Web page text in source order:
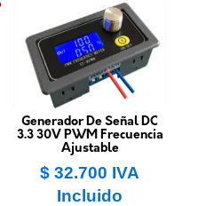
Generador De Señal DC
3.3 30V PWM Frecuencia
Ajustable
$ 32.700 IVA
Incluido